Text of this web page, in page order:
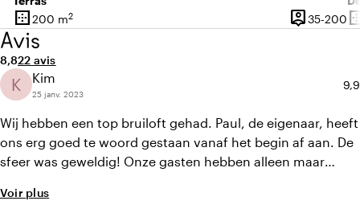
border_outer
Superficie
200 m2 person_pin
Capacité
35-200
Avis
Note moyenne de 8,8 sur 10
8,8Nombre d'avis : 22
22 avis
K Kim
25 janv. 2023
9,9
Wij hebben een top bruiloft gehad. Paul, de eigenaar, heeft
ons erg goed te woord gestaan vanaf het begin af aan. De
sfeer was geweldig! Onze gasten hebben alleen maar
personeel."
Voir plus